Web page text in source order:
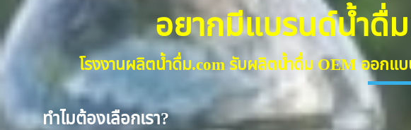
อยากมีแบรนด์น้ำดื่
โรงงานผลิตน้ำดื่ม.com รับผลิตน้ำดื่ม OEM ออกแ
ทำไมต้องเลือกเรา?